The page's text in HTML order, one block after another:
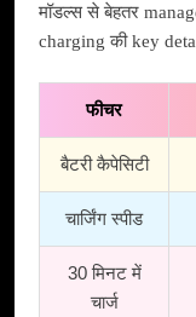
मॉडल्स से बेहतर
charging की key
फीचर
बैटरी कैपेसिटी
चार्जिंग स्पीड
30 मिनट में
चार्ज